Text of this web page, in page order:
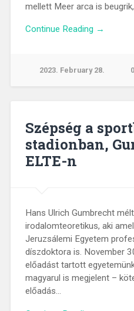
mellett Meer arca is
Continue Reading →
2023. February 28. 0
Szépség a
stadionban,
ELTE-n
Hans Ulrich Gumbrecht
irodalomteoretikus, aki
Jeruzsálemi Egyetem
díszdoktora is. November
előadást tartott
magyarul is megjelent –
előadás…